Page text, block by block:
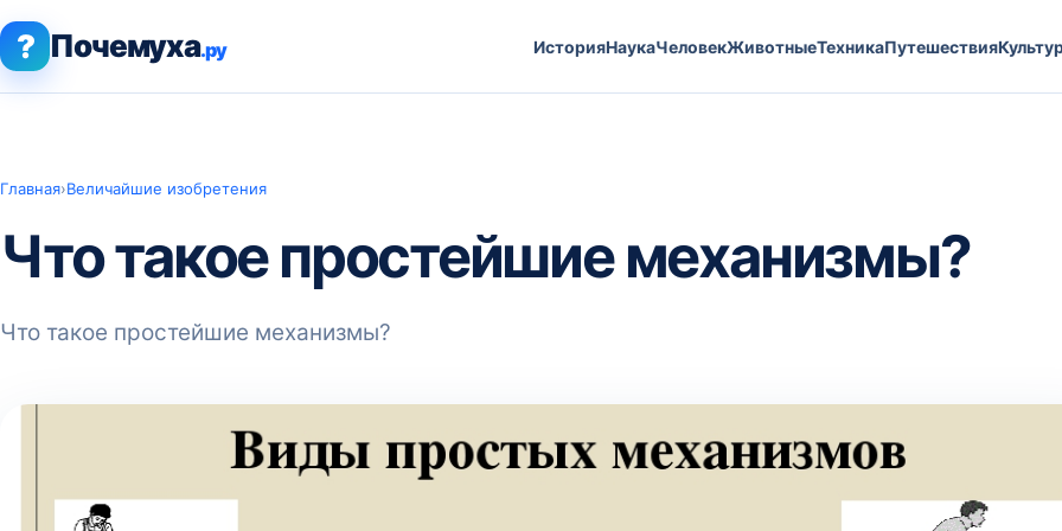
? Почемуха.ру ИсторияНаукаЧеловекЖивотныеТехникаПутешествия
Главная›Величайшие изобретения
Что такое простейшие механизмы?
Что такое простейшие механизмы?